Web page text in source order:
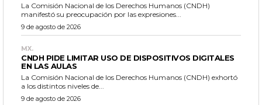
La Comisión Nacional de los Derechos Humanos (CNDH)
manifestó su preocupación por las expresiones...
9 de agosto de 2026
MX.
CNDH PIDE LIMITAR USO DE DISPOSITIVOS DIGITALES
EN LAS AULAS
La Comisión Nacional de los Derechos Humanos (CNDH) exhortó
a los distintos niveles de...
9 de agosto de 2026